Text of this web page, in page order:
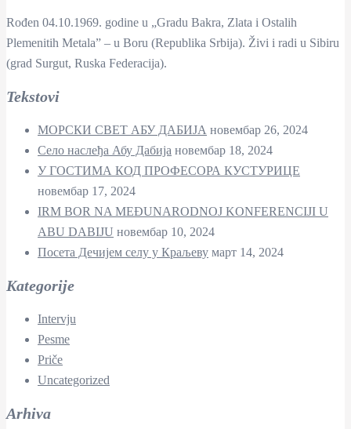
Rođen 04.10.1969. godine u „Gradu Bakra, Zlata i Ostalih
Plemenitih Metala” – u Boru (Republika Srbija). Živi i radi u Sibiru
(grad Surgut, Ruska Federacija).
Tekstovi
МОРСКИ СВЕТ АБУ ДАБИЈА новембар 26, 2024
Село наслеђа Абу Дабија новембар 18, 2024
У ГОСТИМА КОД ПРОФЕСОРА КУСТУРИЦЕ
новембар 17, 2024
IRM BOR NA MEĐUNARODNOJ KONFERENCIJI U
ABU DABIJU новембар 10, 2024
Посета Дечијем селу у Краљеву март 14, 2024
Kategorije
Intervju
Pesme
Priče
Uncategorized
Arhiva